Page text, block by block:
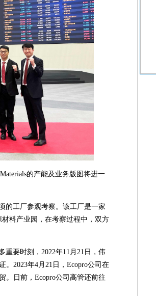
的产能及业务版图将进一
的工厂参观考察。该工厂是一家
料产业园，在考察过程中，双方
重要时刻，2022年11月21日，伟
2023年4月21日，Ecopro公司在
。日前，Ecopro公司高管还前往